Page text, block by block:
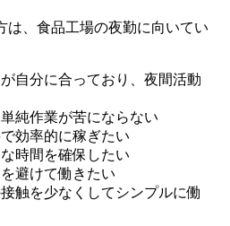
は、食品工場の夜勤に向いてい
自分に合っており、夜間活動
純作業が苦にならない
効率的に稼ぎたい
時間を確保したい
避けて働きたい
触を少なくしてシンプルに働